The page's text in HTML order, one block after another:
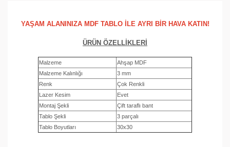
YAŞAM ALANINIZA MDF TABLO İLE AYRI BİR HAVA KATIN!
ÜRÜN ÖZELLİKLERİ
Malzeme
Ahşap MDF
Malzeme Kalınlığı
3 mm
Renk
Çok Renkli
Lazer Kesim
Evet
Montaj Şekli
Çift taraflı bant
Tablo Şekli
3 parçalı
Tablo Boyutları
30x30